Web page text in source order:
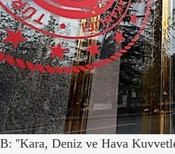
''Kara, Deniz ve Hava